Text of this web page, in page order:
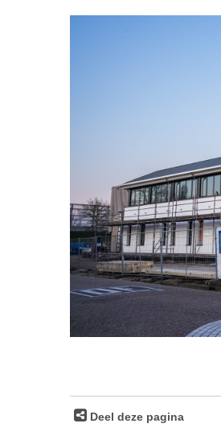
Deel deze pagina